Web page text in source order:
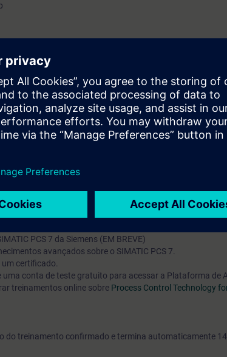
no WinCC
visualização de processos centrada no usuário
redundância de servidor
as definições necessárias
um servidor Web e um cliente Web
sistemas de controle e feedback de controle e
a certificação de “Engenheiro Certificado SIMATIC PCS 7
PCS 7 da Siemens (EM BREVE)
avançados sobre o SIMATIC PCS 7.
certificado.
uma conta de teste gratuito para acessar a Plataforma de
treinamentos online sobre Process Control Technology
do treinamento confirmado e termina automaticamente